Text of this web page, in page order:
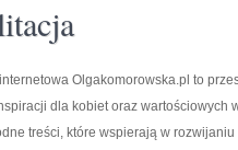
Olgakomorowska.pl to
dla kobiet oraz wartościowych
treści, które wspierają w